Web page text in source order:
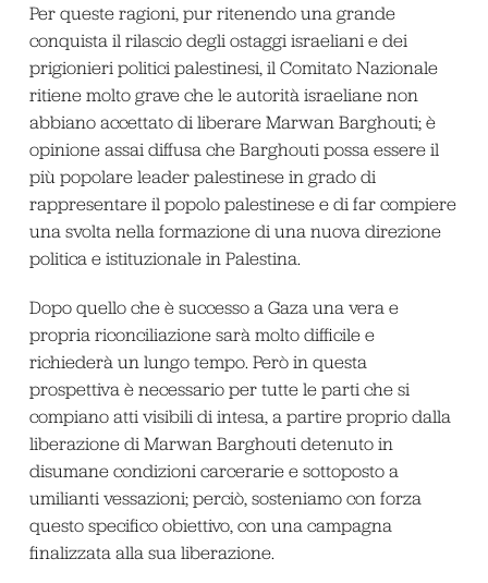
Per queste ragioni, pur ritenendo una grande
conquista il rilascio degli ostaggi israeliani e dei
prigionieri politici palestinesi, il Comitato Nazionale
ritiene molto grave che le autorità israeliane non
abbiano accettato di liberare Marwan Barghouti; è
opinione assai diffusa che Barghouti possa essere il
più popolare leader palestinese in grado di
rappresentare il popolo palestinese e di far compiere
una svolta nella formazione di una nuova direzione
politica e istituzionale in Palestina.
Dopo quello che è successo a Gaza una vera e
propria riconciliazione sarà molto difficile e
richiederà un lungo tempo. Però in questa
prospettiva è necessario per tutte le parti che si
compiano atti visibili di intesa, a partire proprio dalla
liberazione di Marwan Barghouti detenuto in
disumane condizioni carcerarie e sottoposto a
umilianti vessazioni; perciò, sosteniamo con forza
questo specifico obiettivo, con una campagna
finalizzata alla sua liberazione.